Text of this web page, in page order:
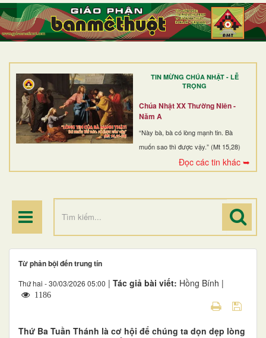
TIN MỪNG CHÚA NHẬT - LỄ
TRỌNG
Chúa Nhật XX Thường Niên -
Năm A
“Này bà, bà có lòng mạnh tin. Bà
muốn sao thì được vậy.” (Mt 15,28)
Đọc các tin khác ➥
TRANG NHẤT
GIỚI THIỆU
DÒNG TU
BAN MỤC VỤ
ĐOÀN THỂ CG
ĐIỂM HÀNH HƯƠNG
Từ phản bội đến trung tín
Thứ hai - 30/03/2026 05:00 | Tác giả bài viết: Hồng Bính |
1186
Thứ Ba Tuần Thánh là cơ hội để chúng ta dọn dẹp lòng